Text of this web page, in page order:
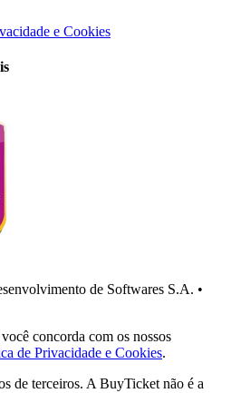
e Cookies
de Softwares S.A. •
concorda com os nossos
de Privacidade e Cookies.
de terceiros. A BuyTicket não é a